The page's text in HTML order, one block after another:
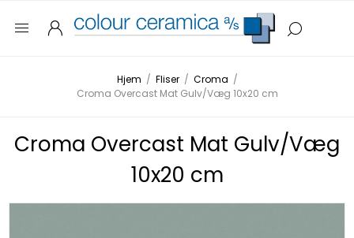
Hjem / Fliser / Croma /
Croma Overcast Mat Gulv/Væg 10x20 cm
Croma Overcast Mat Gulv/Væg
10x20 cm